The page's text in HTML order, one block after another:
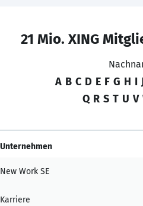
21 Mio. XING
A B C D E F G H I
Q R S T U V
Unternehmen
New Work SE
Karriere